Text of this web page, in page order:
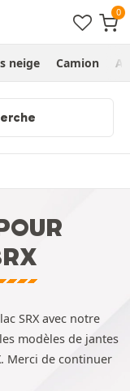
neige Camion
SRX avec notre
modèles de jantes
Merci de continuer